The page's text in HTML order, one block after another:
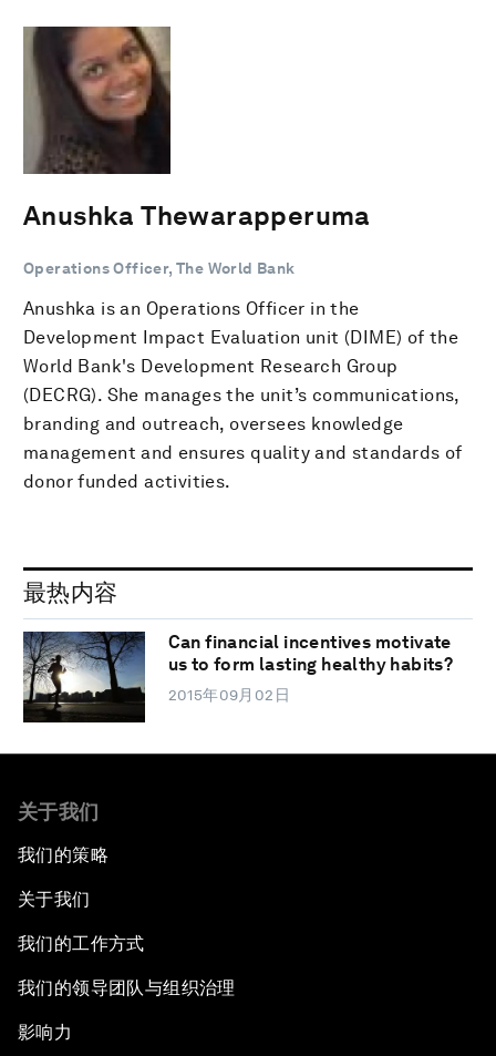
Anushka Thewarapperuma
Operations Officer, The World Bank
Anushka is an Operations Officer in the
Development Impact Evaluation unit (DIME) of the
World Bank's Development Research Group
(DECRG). She manages the unit’s communications,
branding and outreach, oversees knowledge
management and ensures quality and standards of
donor funded activities.
最热内容
Can financial incentives motivate
us to form lasting healthy habits?
2015年09月02日
关于我们
我们的策略
关于我们
我们的工作方式
我们的领导团队与组织治理
影响力